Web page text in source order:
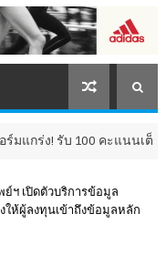
รับ 100 คะแนนเต็ม AGM
ฯ เปิดตัวบริการข้อมูล
ให้ผู้ลงทุนเข้าถึงข้อมูลหลัก